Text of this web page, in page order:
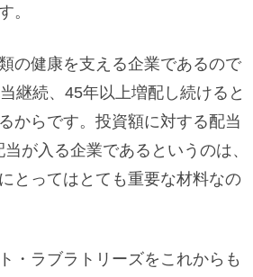
。
の健康を支える企業であるので
継続、45年以上増配し続けると
からです。投資額に対する配当
が入る企業であるというのは、
とってはとても重要な材料なの
・ラブラトリーズをこれからも